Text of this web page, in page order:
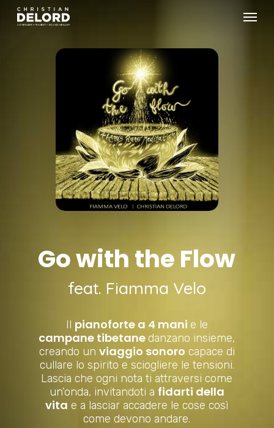
Skip
Menu
Go with the Flow
feat. Fiamma Velo
Il pianoforte a 4 mani e le
campane tibetane danzano insieme,
creando un viaggio sonoro capace di
cullare lo spirito e sciogliere le tensioni.
Lascia che ogni nota ti attraversi come
un’onda, invitandoti a fidarti della
vita e a lasciar accadere le cose così
come devono andare.